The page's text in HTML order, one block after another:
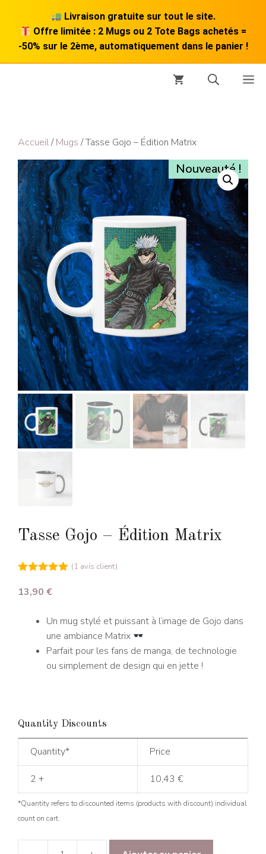
Livraison gratuite sur tout le site.
Offre limitée : 2 Mugs ou 2 Tote Bags achetés =
-50% sur le 2ème, automatiquement dans le panier !
Accueil/Mugs / Tasse Gojo – Édition Matrix
Nouveauté !
Tasse Gojo – Édition Matrix
(1 avis client)
13,90 €
Un mug stylé et puissant à l’image de Gojo dans
une ambiance Matrix
Parfait pour les fans de manga, de technologie
ou simplement de design qui en jette !
Quantity Discounts
Quantity* Price
2 + 10,43 €
*Quantity refers to discounted items (products with discount) individual
count on cart.